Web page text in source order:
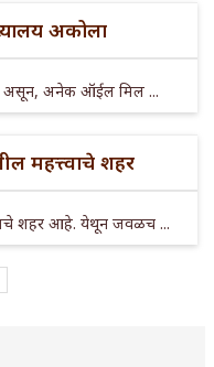
अकोला
असून, अनेक ऑईल मिल ...
महत्त्वाचे शहर
शहर आहे. येथून जवळच ...